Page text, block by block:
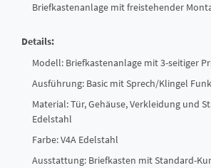
Briefkastenanlage mit freistehender
Details:
Modell: Briefkastenanlage mit 3-seitiger
Ausführung: Basic mit Sprech/Klingel
Material: Tür, Gehäuse, Verkleidung und
Edelstahl
Farbe: V4A Edelstahl
Ausstattung: Briefkasten mit Standard-